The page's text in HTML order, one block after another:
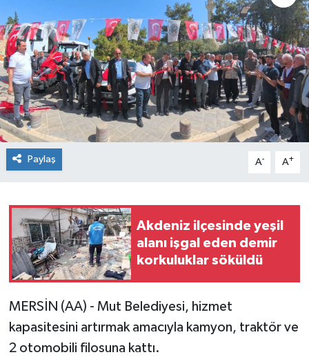
Paylaş A- A+
Akdeniz ilçesinde yeşil
alanı işgal eden demir
korkuluklar söküldü
MERSİN (AA) - Mut Belediyesi, hizmet
kapasitesini artırmak amacıyla kamyon, traktör ve
2 otomobili filosuna kattı.